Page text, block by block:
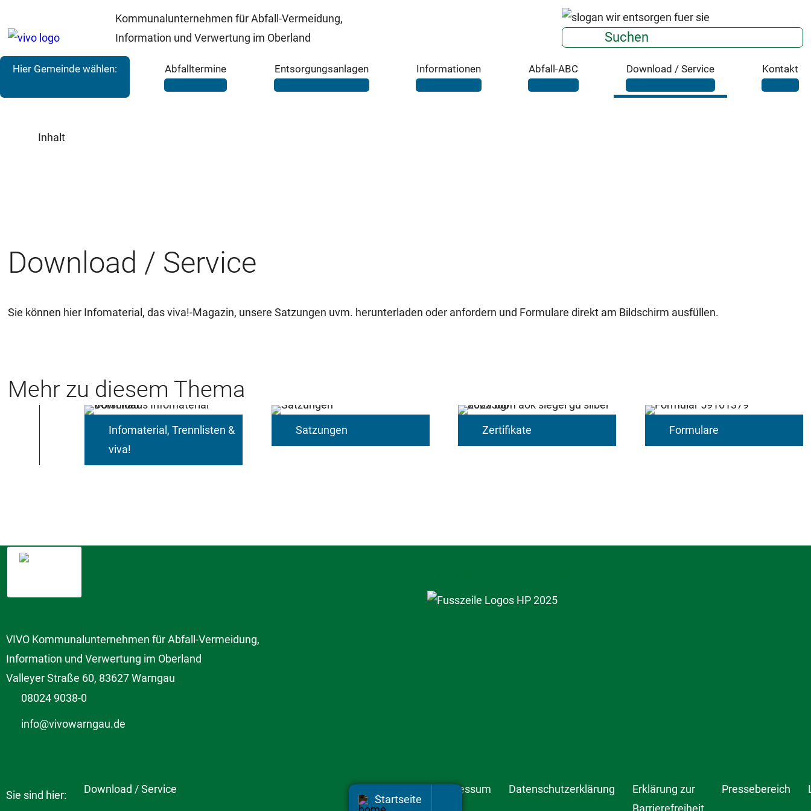
Kommunalunternehmen für Abfall-Vermeidung,
Information und Verwertung im Oberland
Suchen
Hier Gemeinde wählen: Abfalltermine Entsorgungsanlagen Informationen Abfall-ABC Download / Service Kontakt
Inhalt
Download / Service
Sie können hier Infomaterial, das viva!-Magazin, unsere Satzungen uvm. herunterladen oder anfordern und Formulare direkt am Bildschirm ausfüllen.
Mehr zu diesem Thema
Infomaterial, Trennlisten &
viva!
Satzungen Zertifikate Formulare
Startseite
VIVO Kommunalunternehmen für Abfall-Vermeidung,
Information und Verwertung im Oberland
Valleyer Straße 60, 83627 Warngau
08024 9038-0
info@vivowarngau.de
Sie sind hier: Download / Service Impressum Datenschutzerklärung
Erklärung zur
Barrierefreiheit
Pressebereich